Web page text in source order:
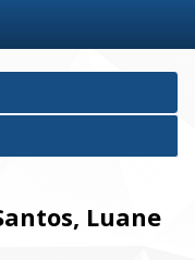
Luane